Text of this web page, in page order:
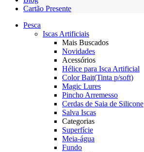
Cartão Presente
Pesca
Iscas Artificiais
Mais Buscados
Novidades
Acessórios
Hélice para Isca Artificial
Color Bait(Tinta p/soft)
Magic Lures
Pincho Arremesso
Cerdas de Saia de Silicone
Salva Iscas
Categorias
Superfície
Meia-água
Fundo